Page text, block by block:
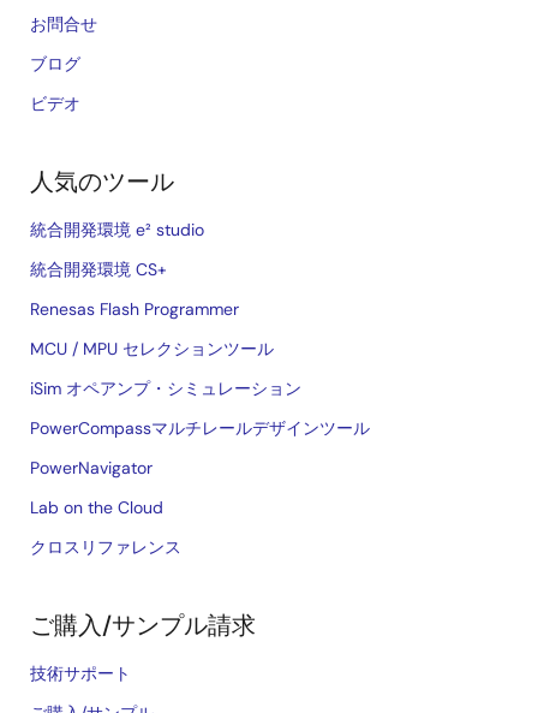
お問合せ
ブログ
ビデオ
人気のツール
統合開発環境 e² studio
統合開発環境 CS+
Renesas Flash Programmer
MCU / MPU セレクションツール
iSim オペアンプ・シミュレーション
PowerCompassマルチレールデザインツール
PowerNavigator
Lab on the Cloud
クロスリファレンス
ご購入/サンプル請求
技術サポート